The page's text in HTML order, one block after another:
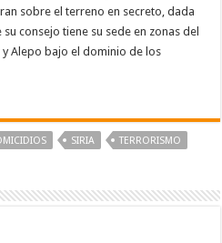
sobre el terreno en secreto, dada
consejo tiene su sede en zonas del
Alepo bajo el dominio de los
SIRIA TERRORISMO